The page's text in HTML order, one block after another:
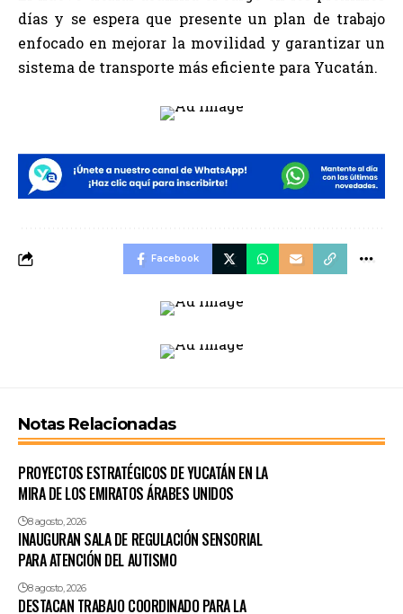
días y se espera que presente un plan de trabajo
enfocado en mejorar la movilidad y garantizar un
sistema de transporte más eficiente para Yucatán.
Facebook
Notas Relacionadas
PROYECTOS ESTRATÉGICOS DE YUCATÁN EN LA
MIRA DE LOS EMIRATOS ÁRABES UNIDOS
8 agosto, 2026
INAUGURAN SALA DE REGULACIÓN SENSORIAL
PARA ATENCIÓN DEL AUTISMO
8 agosto, 2026
DESTACAN TRABAJO COORDINADO PARA LA